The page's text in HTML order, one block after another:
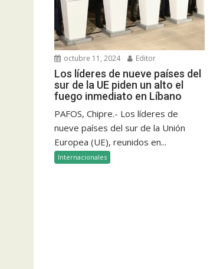
octubre 11, 2024 Editor
Los líderes de nueve países del
sur de la UE piden un alto el
fuego inmediato en Líbano
PAFOS, Chipre.- Los líderes de
nueve países del sur de la Unión
Europea (UE), reunidos en...
Internacionales